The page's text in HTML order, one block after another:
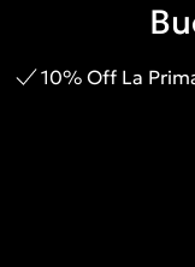
10% Off La